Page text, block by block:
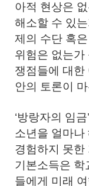
아적 현상은
해소할 수 있
제의 수단 혹
위험은 없는가
쟁점들에 대한
안의 토론이
‘방랑자의 임
소년을 얼마나
경험하지 못한
기본소득은 학
들에게 미래